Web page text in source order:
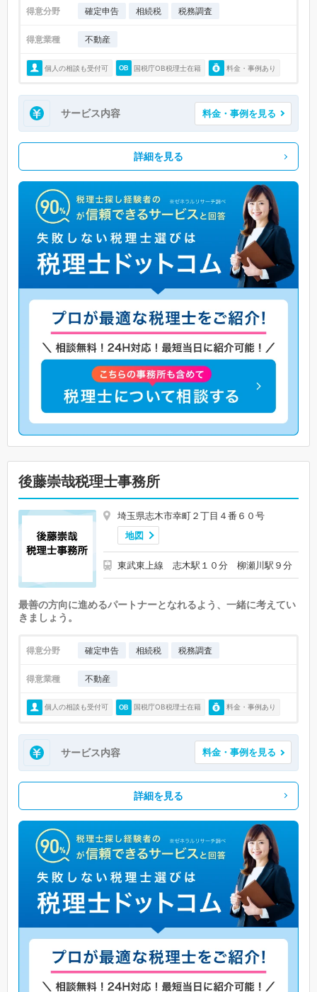
得意分野 確定申告 相続税 税務調査
得意業種 不動産
個人の相談も受付可 国税庁OB税理士在籍 料金・事例あり
サービス内容 料金・事例を見る
詳細を見る
後藤崇哉税理士事務所
埼玉県志木市幸町２丁目４番６０号
地図
東武東上線 志木駅１０分 柳瀬川駅９分
最善の方向に進めるパートナーとなれるよう、一緒に考えてい
きましょう。
得意分野 確定申告 相続税 税務調査
得意業種 不動産
個人の相談も受付可 国税庁OB税理士在籍 料金・事例あり
サービス内容 料金・事例を見る
詳細を見る